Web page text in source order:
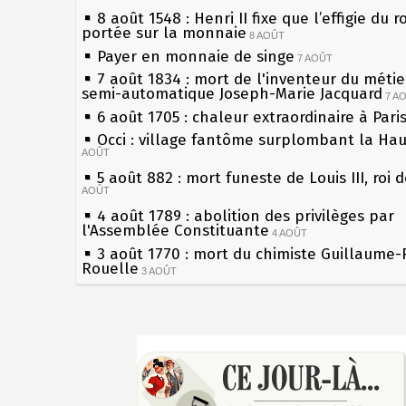
8 août 1548 : Henri II fixe que l’effigie du
portée sur la monnaie 8 AOÛT
Payer en monnaie de singe 7 AOÛT
7 août 1834 : mort de l'inventeur du
semi-automatique Joseph-Marie Jacquard 7
6 août 1705 : chaleur extraordinaire à Paris
Occi : village fantôme surplombant la
AOÛT
5 août 882 : mort funeste de Louis III, roi
AOÛT
4 août 1789 : abolition des privilèges par
l'Assemblée Constituante 4 AOÛT
3 août 1770 : mort du chimiste Guillaume-
Rouelle 3 AOÛT
Musée Jean de La Fontaine : réouverture
1er août 1589 : Henri III est poignardé à
par Jacques Clément, moine jacobin 1ER AOÛT
les siècles
27 mai 1610 : supplice de François
du roi Henri IV